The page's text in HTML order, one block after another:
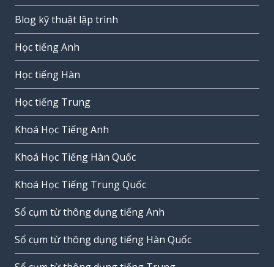
Blog kỹ thuật lập trình
Học tiếng Anh
Học tiếng Hàn
Học tiếng Trung
Khoá Học Tiếng Anh
Khoá Học Tiếng Hàn Quốc
Khoá Học Tiếng Trung Quốc
Sổ cụm từ thông dụng tiếng Anh
Sổ cụm từ thông dụng tiếng Hàn Quốc